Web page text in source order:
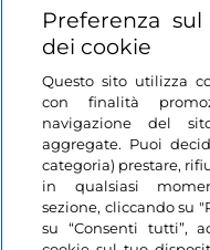
Login
Restiamo in contatto
Preferenza
dei cookie
Questo sito utilizza
con finalità
navigazione del
aggregate. Puoi
categoria) prestare,
in qualsiasi
sezione, cliccando su
su “Consenti tutti”,